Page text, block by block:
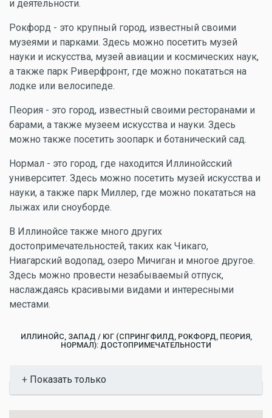
и деятельности.
Рокфорд - это крупный город, известный своими
музеями и парками. Здесь можно посетить музей
науки и искусства, музей авиации и космических наук,
а также парк Риверфронт, где можно покататься на
лодке или велосипеде.
Пеория - это город, известный своими ресторанами и
барами, а также музеем искусства и науки. Здесь
можно также посетить зоопарк и ботанический сад.
Нормал - это город, где находится Иллинойсский
университет. Здесь можно посетить музей искусства и
науки, а также парк Миллер, где можно покататься на
лыжах или сноуборде.
В Иллинойсе также много других
достопримечательностей, таких как Чикаго,
Ниагарский водопад, озеро Мичиган и многое другое.
Здесь можно провести незабываемый отпуск,
наслаждаясь красивыми видами и интересными
местами.
ИЛЛИНОЙС, ЗАПАД / ЮГ (СПРИНГФИЛД, РОКФОРД, ПЕОРИЯ,
НОРМАЛ): ДОСТОПРИМЕЧАТЕЛЬНОСТИ
Показать
Показать только